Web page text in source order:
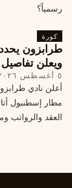
رسمياً؟
كورة
طرابزون
ويعلن تفاصيل
٥ أغسطس ٢٠٢٦
أعلن نادي
مطار إسطنبول
العقد والرواتب